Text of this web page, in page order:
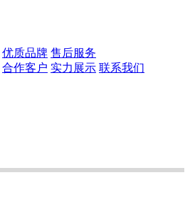
优质品牌 售后服务
合作客户 实力展示 联系我们